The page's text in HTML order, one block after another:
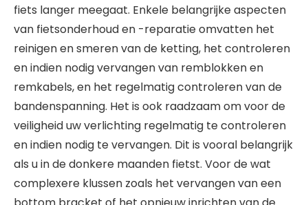
fiets langer meegaat. Enkele belangrijke aspecten
van fietsonderhoud en -reparatie omvatten het
reinigen en smeren van de ketting, het controleren
en indien nodig vervangen van remblokken en
remkabels, en het regelmatig controleren van de
bandenspanning. Het is ook raadzaam om voor de
veiligheid uw verlichting regelmatig te controleren
en indien nodig te vervangen. Dit is vooral belangrijk
als u in de donkere maanden fietst. Voor de wat
complexere klussen zoals het vervangen van een